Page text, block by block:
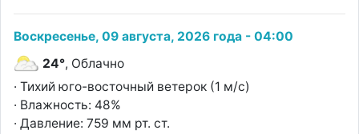
Воскресенье, 09 августа, 2026 года - 04:00
24°, Облачно
· Тихий юго-восточный ветерок (1 м/с)
· Влажность: 48%
· Давление: 759 мм рт. ст.